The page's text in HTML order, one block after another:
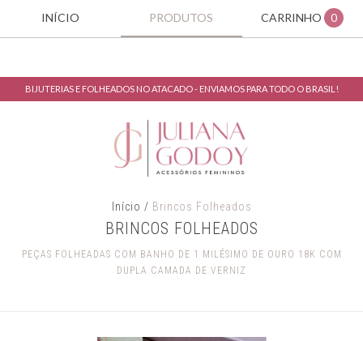
INÍCIO PRODUTOS CARRINHO 0
BIJUTERIAS E FOLHEADOS NO ATACADO - ENVIAMOS PARA TODO O BRASIL!
Início / Brincos Folheados
BRINCOS FOLHEADOS
PEÇAS FOLHEADAS COM BANHO DE 1 MILÉSIMO DE OURO 18K COM
DUPLA CAMADA DE VERNIZ